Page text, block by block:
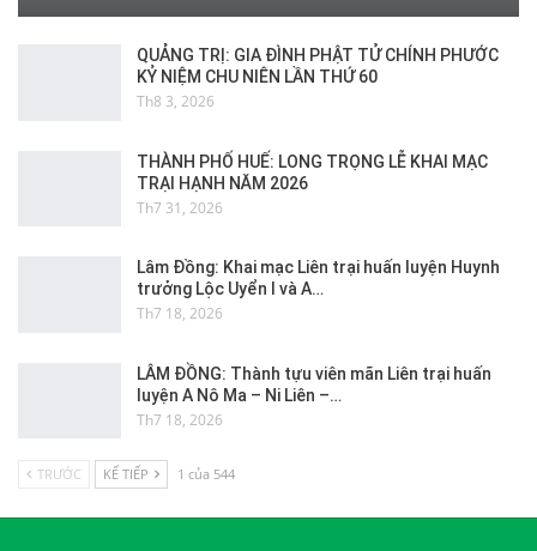
QUẢNG TRỊ: GIA ĐÌNH PHẬT TỬ CHÍNH PHƯỚC
KỶ NIỆM CHU NIÊN LẦN THỨ 60
Th8 3, 2026
THÀNH PHỐ HUẾ: LONG TRỌNG LỄ KHAI MẠC
TRẠI HẠNH NĂM 2026
Th7 31, 2026
Lâm Đồng: Khai mạc Liên trại huấn luyện Huynh
trưởng Lộc Uyển I và A…
Th7 18, 2026
LÂM ĐỒNG: Thành tựu viên mãn Liên trại huấn
luyện A Nô Ma – Ni Liên –…
Th7 18, 2026
TRƯỚC KẾ TIẾP 1 của 544